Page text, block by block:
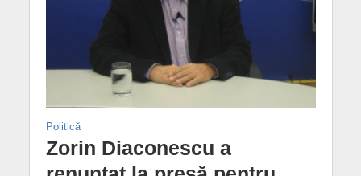
Politică
Zorin Diaconescu a